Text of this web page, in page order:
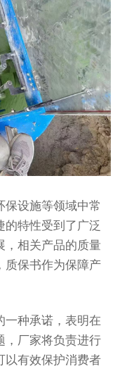
保设施等领域中常
的特性受到了广泛
，相关产品的质量
质保书作为保障产
一种承诺，表明在
，厂家将负责进行
以有效保护消费者